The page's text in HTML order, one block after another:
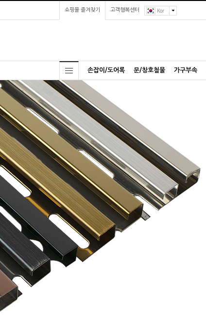
쇼핑몰 즐겨찾기 고객행복센터 Kor
손잡이/도어록 문/창호철물 가구부속